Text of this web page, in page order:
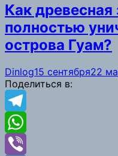
Как древесная
полностью
острова Гуам?
Dinlog15 сентября22
Поделиться в:
Telegram
WhatsApp